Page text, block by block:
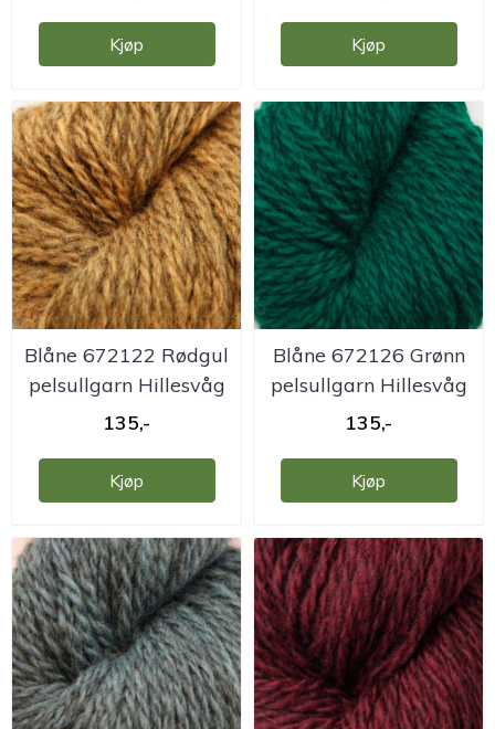
Kjøp Kjøp
Blåne 672122 Rødgul
pelsullgarn Hillesvåg
135,-
Kjøp
Blåne 672126 Grønn
pelsullgarn Hillesvåg
135,-
Kjøp